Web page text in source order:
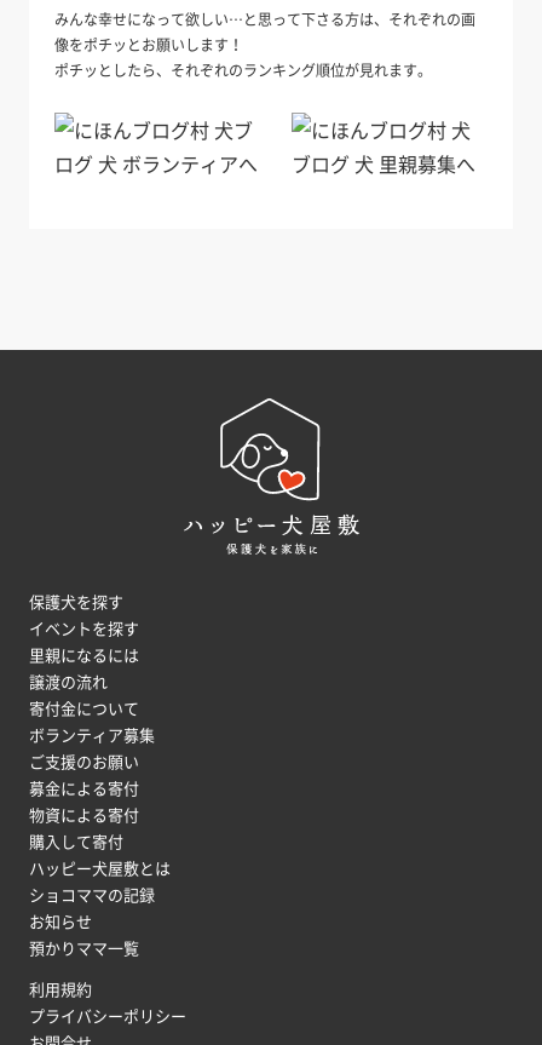
みんな幸せになって欲しい…と思って下さる方は、それぞれの画
像をポチッとお願いします！
ポチッとしたら、それぞれのランキング順位が見れます。
保護犬を探す
イベントを探す
里親になるには
譲渡の流れ
寄付金について
ボランティア募集
ご支援のお願い
募金による寄付
物資による寄付
購入して寄付
ハッピー犬屋敷とは
ショコママの記録
お知らせ
預かりママ一覧
利用規約
プライバシーポリシー